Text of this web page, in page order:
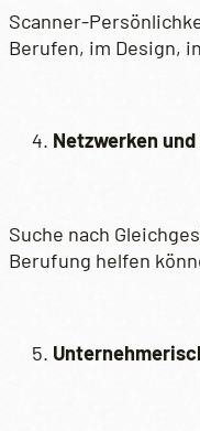
Scanner-
Berufen, im Design,
Netzwerken
Suche nach
Berufung helfen